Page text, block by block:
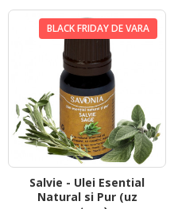
BLACK FRIDAY DE VARA
Salvie - Ulei Esential
Natural si Pur (uz